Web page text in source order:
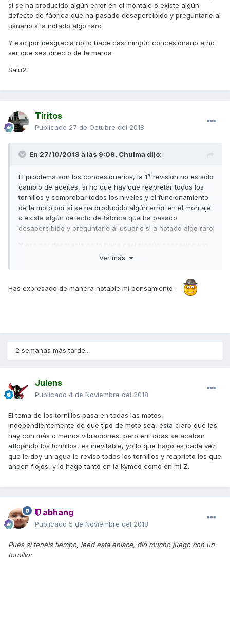
si se ha producido algún error en el montaje o existe algún
defecto de fábrica que ha pasado desapercibido y preguntarle al
usuario si a notado algo raro
Y eso por desgracia no lo hace casi ningún concesionario a no
ser que sea directo de la marca
Salu2
Tiritos
Publicado 27 de Octubre del 2018
En 27/10/2018 a las 9:09, Chulma dijo:
El problema son los concesionarios, la 1ª revisión no es sólo
cambio de aceites, si no que hay que reapretar todos los
tornillos y comprobar todos los niveles y el funcionamiento
de la moto por si se ha producido algún error en el montaje
o existe algún defecto de fábrica que ha pasado
desapercibido y preguntarle al usuario si a notado algo raro
Y eso por desgracia no lo hace casi ningún concesionario
a no ser que sea directo de la marca
Ver más
Has expresado de manera notable mi pensamiento.
2 semanas más tarde...
Julens
Publicado 4 de Noviembre del 2018
El tema de los tornillos pasa en todas las motos,
independientemente de que tipo de moto sea, esta claro que las
hay con más o menos vibraciones, pero en todas se acaban
aflojando los tornillos, es inevitable, yo lo que hago es cada vez
que le doy un agua le reviso todos los tornillos y reaprieto los que
anden flojos, y lo hago tanto en la Kymco como en mi Z.
abhang
Publicado 5 de Noviembre del 2018
Pues si tenéis tiempo, leed esta enlace, dio mucho juego con un
tornillo: